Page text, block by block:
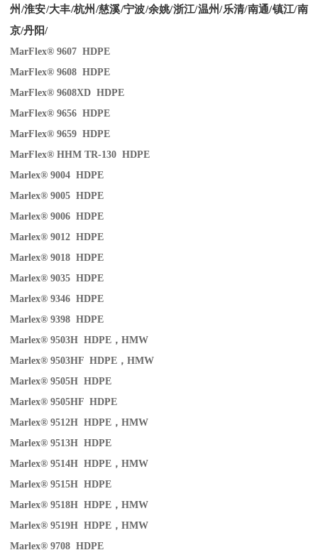
州/淮安/大丰/杭州/慈溪/宁波/余姚/浙江/温州/乐清/南通/镇江/南
京/丹阳/
MarFlex® 9607 HDPE
MarFlex® 9608 HDPE
MarFlex® 9608XD HDPE
MarFlex® 9656 HDPE
MarFlex® 9659 HDPE
MarFlex® HHM TR-130 HDPE
Marlex® 9004 HDPE
Marlex® 9005 HDPE
Marlex® 9006 HDPE
Marlex® 9012 HDPE
Marlex® 9018 HDPE
Marlex® 9035 HDPE
Marlex® 9346 HDPE
Marlex® 9398 HDPE
Marlex® 9503H HDPE ，HMW
Marlex® 9503HF HDPE ，HMW
Marlex® 9505H HDPE
Marlex® 9505HF HDPE
Marlex® 9512H HDPE ，HMW
Marlex® 9513H HDPE
Marlex® 9514H HDPE ，HMW
Marlex® 9515H HDPE
Marlex® 9518H HDPE ，HMW
Marlex® 9519H HDPE ，HMW
Marlex® 9708 HDPE